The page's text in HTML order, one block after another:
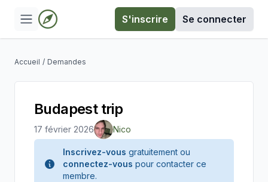
S'inscrire Se connecter
Accueil / Demandes
Budapest trip
17 février 2026 Nico
Inscrivez-vous gratuitement ou
connectez-vous pour contacter ce
membre.